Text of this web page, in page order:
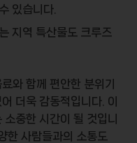
있습니다.
지역 특산물도 크루즈
와 함께 편안한 분위기
더욱 감동적입니다. 이
중한 시간이 될 것입니
한 사람들과의
소통도